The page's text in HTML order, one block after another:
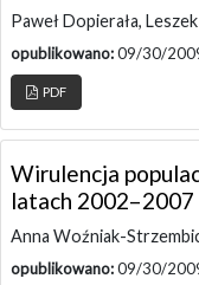
Paweł Dopierała,
opublikowano:09/30/
PDF
Wirulencja
latach 2002–2007
Anna Woźniak-
opublikowano:09/30/